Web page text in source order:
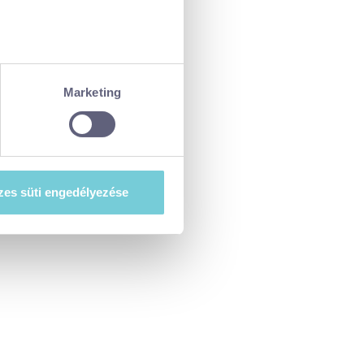
pontban. Bármikor
szeretne e sütik
hozzájárulás
Marketing
süti engedélyezése